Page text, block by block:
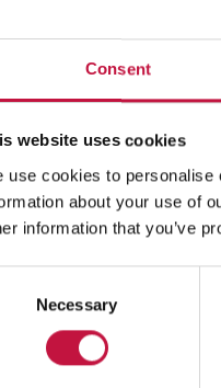
Consent
website uses cookies
use cookies to
about your use of
information that you’ve
Necessary
on
Löydät
Poista
klemmareita